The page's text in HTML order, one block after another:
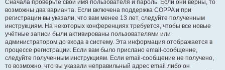
Сначала проверьте свои имя пользователя и пароль. Если они верны, то
возможны два варианта. Если включена поддержка COPPA и при
регистрации вы указали, что вам менее 13 лет, следуйте полученным
инструкциям. На некоторых конференциях требуется, чтобы все новые
учётные записи были активированы пользователями или
администратором до входа в систему. Эта информация отображается в
процессе регистрации. Если вам было прислано email-сообщение,
следуйте полученным инструкциям. Если email-сообщение не получено,
то возможно, что вы указали неправильный адрес email либо он